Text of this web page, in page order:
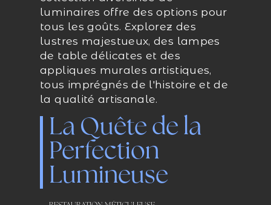
luminaires offre des options pour
tous les goûts. Explorez des
lustres majestueux, des lampes
de table délicates et des
appliques murales artistiques,
tous imprégnés de l'histoire et de
la qualité artisanale.
La Quête de la
Perfection
Lumineuse